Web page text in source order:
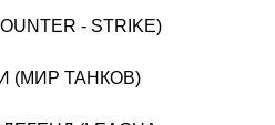
- STRIKE)
(МИР ТАНКОВ)